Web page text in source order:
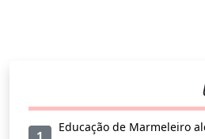
1
Educação de Marmeleiro